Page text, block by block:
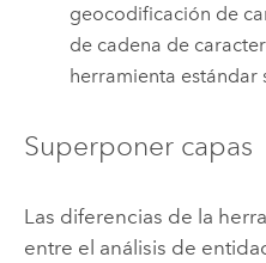
geocodificación de
de cadena de
herramienta estándar
Superponer capas
Las diferencias de la
entre el análisis de